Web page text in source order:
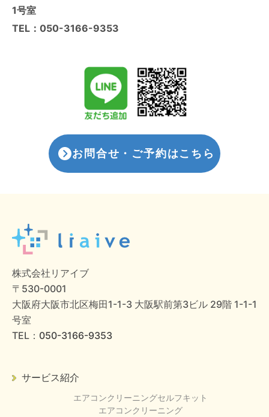
1号室
TEL： 050-3166-9353
お問合せ・ご予約はこちら
株式会社リアイブ
〒530-0001
大阪府大阪市北区梅田1-1-3 大阪駅前第3ビル 29階 1-1-1
号室
TEL： 050-3166-9353
サービス紹介
エアコンクリーニングセルフキット
エアコンクリーニング